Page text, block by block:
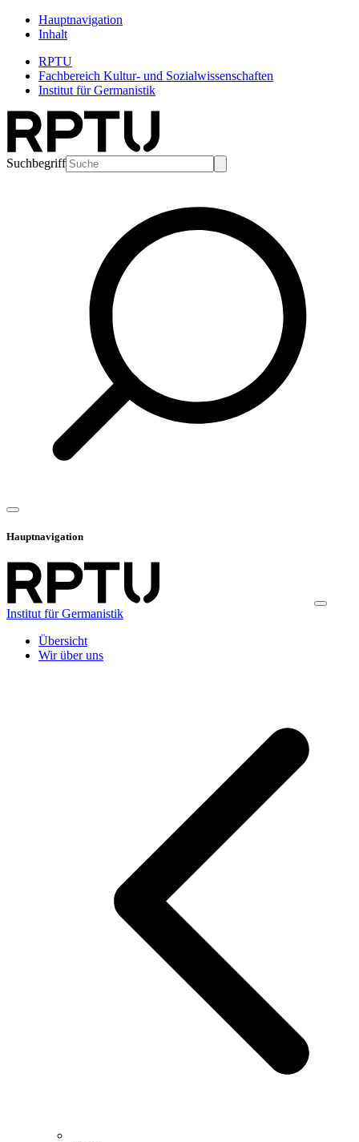
Hauptnavigation
Inhalt
RPTU
Fachbereich Kultur- und Sozialwissenschaften
Institut für Germanistik
Suchbegriff
Hauptnavigation
Institut für Germanistik
Übersicht
Wir über uns